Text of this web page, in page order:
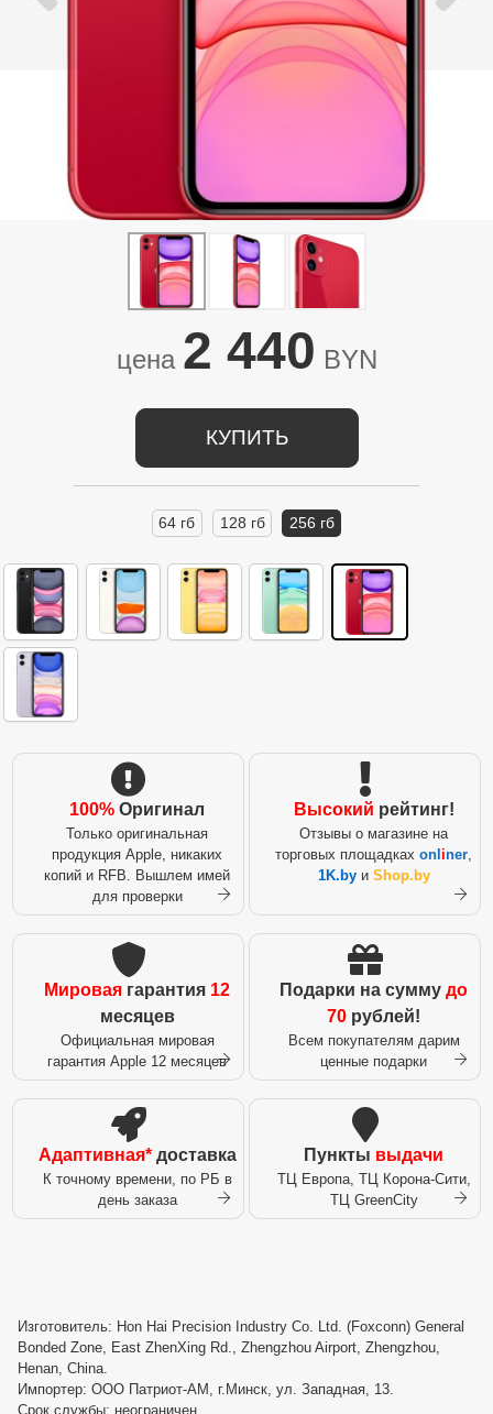
цена 2 440 BYN
КУПИТЬ
64 гб 128 гб 256 гб
100% Оригинал
Только оригинальная
продукция Apple, никаких
копий и RFB. Вышлем имей
для проверки
Высокий рейтинг!
Отзывы о магазине на
торговых площадках onliner
1K.byи Shop.by
Мировая гарантия 12
месяцев
Официальная мировая
гарантия Apple 12 месяцев
Подарки на сумму до
70 рублей!
Всем покупателям дарим
ценные подарки
Адаптивная*доставка
К точному времени, по РБ в
день заказа
Пункты выдачи
ТЦ Европа, ТЦ Корона-Сити,
ТЦ GreenCity
Изготовитель: Hon Hai Precision Industry Co. Ltd. (Foxconn) General
Bonded Zone, East ZhenXing Rd., Zhengzhou Airport, Zhengzhou,
Henan, China.
Импортер: ООО Патриот-АМ, г.Минск, ул. Западная, 13.
Срок службы: неограничен